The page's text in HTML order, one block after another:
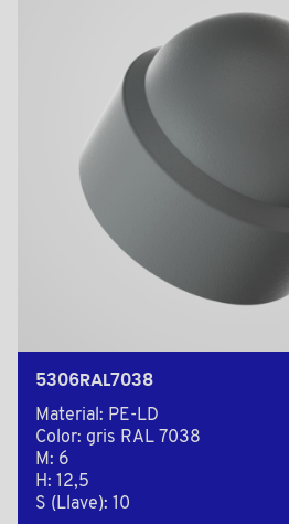
5306RAL7038
Material: PE-LD
Color: gris RAL 7038
M: 6
H: 12,5
S (Llave): 10